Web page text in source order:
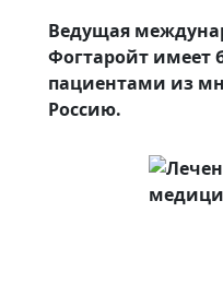
Ведущая
Фогтаройт имеет
пациентами из
Россию.